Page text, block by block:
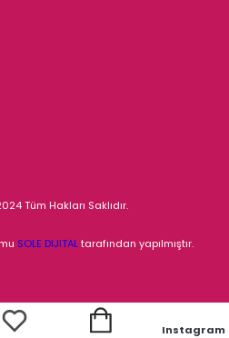
Tüm Hakları Saklıdır.
SOLE DIJITALtarafından yapılmıştır.
Instagram